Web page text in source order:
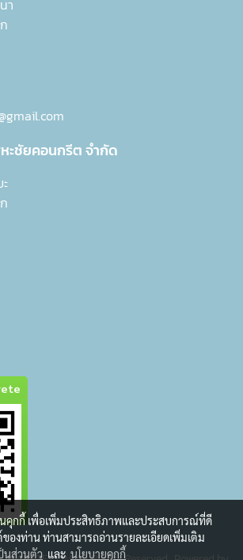
า
ะชัยคอนกรีต จำกัด
นคุกกี้ เพื่อเพิ่มประสิทธิภาพและประสบการณ์ที่ดี
ของท่าน ท่านสามารถอ่านรายละเอียดเพิ่มเติม
นส่วนตัวและ นโยบายคุกกี้